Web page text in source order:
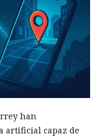
han
artificial capaz de